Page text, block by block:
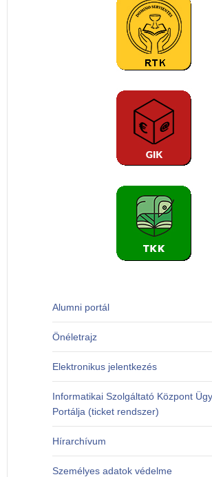
Alumni portál
Önéletrajz
Elektronikus jelentkezés
Informatikai Szolgáltató Központ
Portálja (ticket rendszer)
Hírarchívum
Személyes adatok védelme